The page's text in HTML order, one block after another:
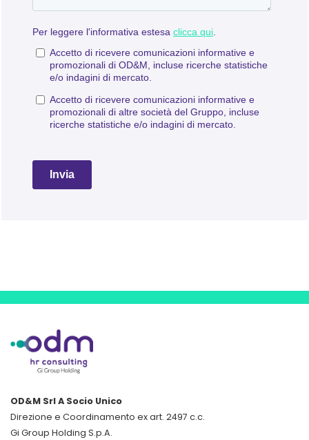
OD&M Srl A Socio Unico
Direzione e Coordinamento ex art. 2497 c.c.
Gi Group Holding S.p.A.